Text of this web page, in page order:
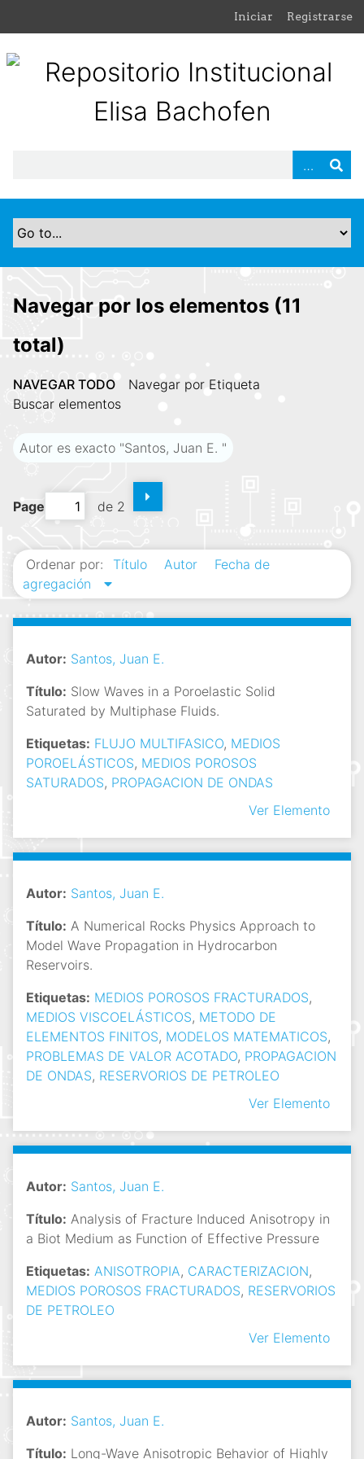
n
Iniciar Registrarse
Navegar por los elementos (11
total)
NAVEGAR TODO
Navegar por Etiqueta
Buscar elementos
Autor es exacto "Santos, Juan E. "
Page de 2
Ordenar por: Título Autor
Fecha de
agregación
Autor: Santos, Juan E.
Título: Slow Waves in a Poroelastic Solid
Saturated by Multiphase Fluids.
Etiquetas: FLUJO MULTIFASICO, MEDIOS
POROELÁSTICOS, MEDIOS POROSOS
SATURADOS, PROPAGACION DE ONDAS
Ver Elemento
Autor: Santos, Juan E.
Título: A Numerical Rocks Physics Approach to
Model Wave Propagation in Hydrocarbon
Reservoirs.
Etiquetas: MEDIOS POROSOS FRACTURADOS,
MEDIOS VISCOELÁSTICOS, METODO DE
ELEMENTOS FINITOS, MODELOS MATEMATICOS,
PROBLEMAS DE VALOR ACOTADO, PROPAGACION
DE ONDAS, RESERVORIOS DE PETROLEO
Ver Elemento
Autor: Santos, Juan E.
Título: Analysis of Fracture Induced Anisotropy in
a Biot Medium as Function of Effective Pressure
Etiquetas: ANISOTROPIA, CARACTERIZACION,
MEDIOS POROSOS FRACTURADOS, RESERVORIOS
DE PETROLEO
Ver Elemento
Autor: Santos, Juan E.
Título: Long-Wave Anisotropic Behavior of Highly